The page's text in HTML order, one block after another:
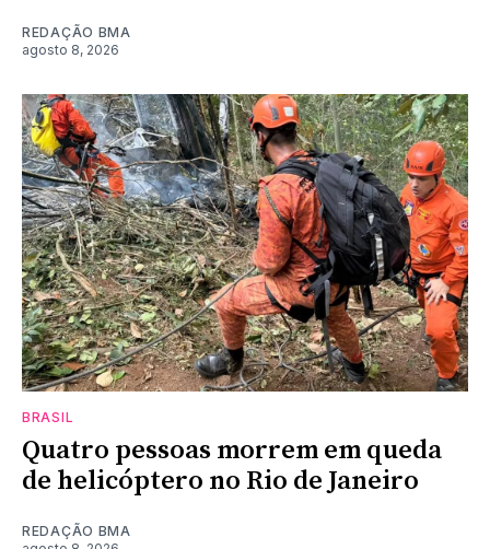
REDAÇÃO BMA
agosto 8, 2026
BRASIL
Quatro pessoas morrem em queda
de helicóptero no Rio de Janeiro
REDAÇÃO BMA